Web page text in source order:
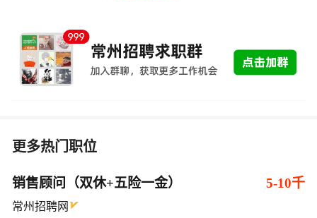
更多热门职位
销售顾问（双休+五险一金） 5-10千
常州招聘网